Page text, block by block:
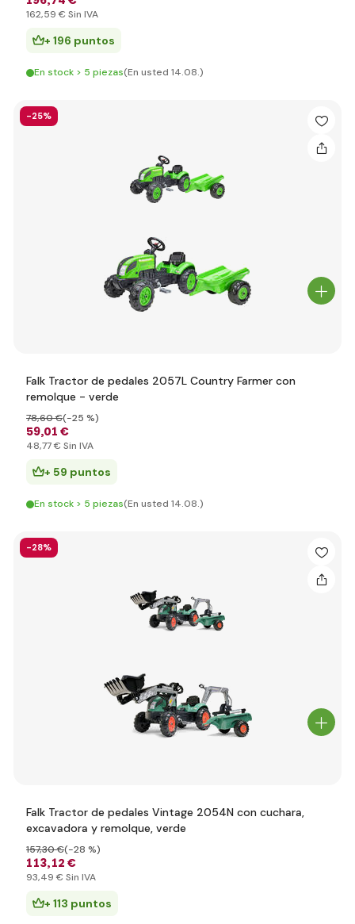
162,59 € Sin IVA
+ 196 puntos
En stock > 5 piezas(En usted 14.08.)
-25%
Falk Tractor de pedales 2057L Country Farmer con
remolque - verde
59,01 €
78,60 €(-25 %)
48,77 € Sin IVA
+ 59 puntos
En stock > 5 piezas(En usted 14.08.)
-28%
Falk Tractor de pedales Vintage 2054N con cuchara,
excavadora y remolque, verde
113,12 €
157,30 €(-28 %)
93,49 € Sin IVA
+ 113 puntos